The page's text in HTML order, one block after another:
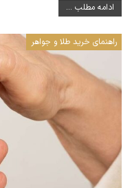
ادامه مطلب ...
راهنمای خرید طلا و جواهر